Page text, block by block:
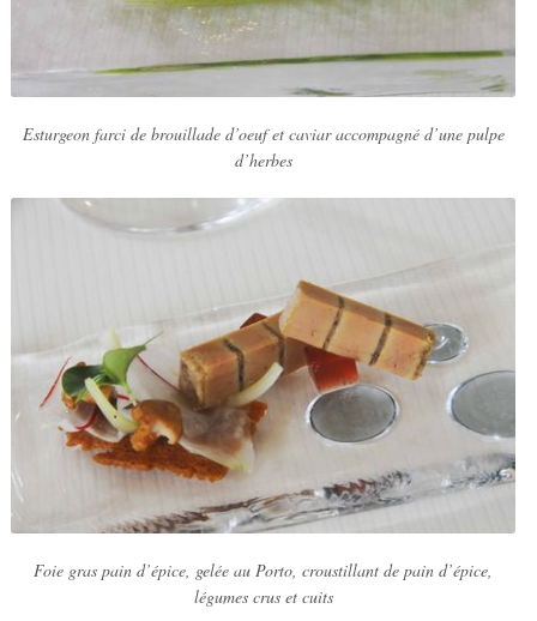
Esturgeon farci de brouillade d’oeuf et caviar accompagné d’une pulpe
d’herbes
Foie gras pain d’épice, gelée au Porto, croustillant de pain d’épice,
légumes crus et cuits